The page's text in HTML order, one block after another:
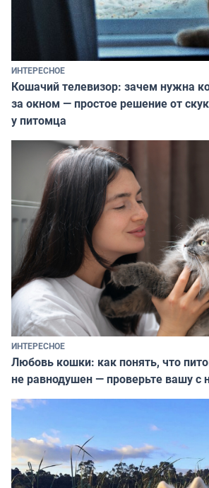
ИНТЕРЕСНОЕ
Кошачий телевизор: зачем нужна
за окном — простое решение от
у питомца
ИНТЕРЕСНОЕ
Любовь кошки: как понять, что
не равнодушен — проверьте вашу с